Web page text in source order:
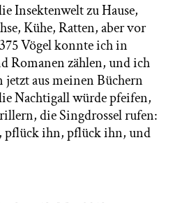
Insektenwelt zu Hause,
Kühe, Ratten, aber vor
Vögel konnte ich in
Romanen zählen, und ich
aus meinen Büchern
Nachtigall würde pfeifen,
die Singdrossel rufen:
pflück ihn, pflück ihn, und